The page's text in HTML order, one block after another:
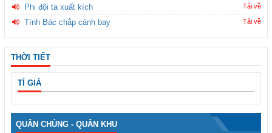
Phi đội ta xuất kích Tải về
Tình Bác chắp cánh bay Tải về
THỜI TIẾT
TỈ GIÁ
QUÂN CHỦNG - QUÂN KHU